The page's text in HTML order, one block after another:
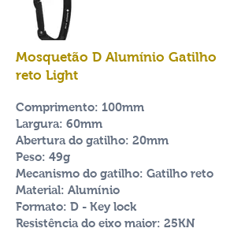
Mosquetão D Alumínio Gatilho
reto Light
Comprimento: 100mm
Largura: 60mm
Abertura do gatilho: 20mm
Peso: 49g
Mecanismo do gatilho: Gatilho reto
Material: Alumínio
Formato: D - Key lock
Resistência do eixo maior: 25KN